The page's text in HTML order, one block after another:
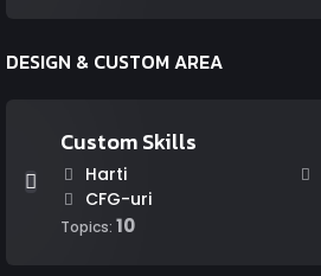
DESIGN & CUSTOM AREA
Custom Skills
Harti
CFG-uri
Topics: 10